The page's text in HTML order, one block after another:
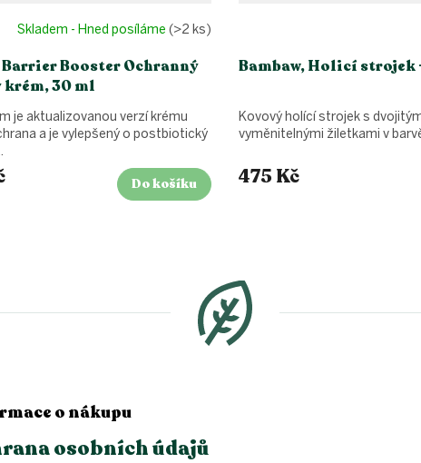
Booster Ochranný
30 ml
Skladem - Hned posíláme (>2 ks)
Do košíku
je aktualizovanou verzí krému
a je vylepšený o postbiotický
Bambaw, Holicí strojek
475 Kč
Kovový holící strojek s
vyměnitelnými žiletkami v
o nákupu
osobních údajů